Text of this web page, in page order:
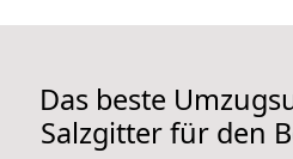
Das beste
Salzgitter für den